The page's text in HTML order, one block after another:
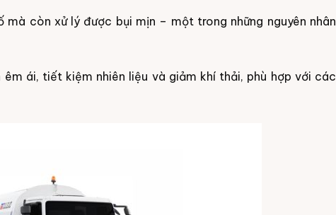
mà còn xử lý được bụi mịn – một trong những nguyên nhân
ái, tiết kiệm nhiên liệu và giảm khí thải, phù hợp với các